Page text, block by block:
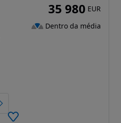
35 980 EUR
Dentro da média